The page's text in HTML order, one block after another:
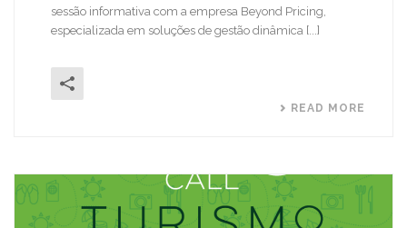
sessão informativa com a empresa Beyond Pricing,
especializada em soluções de gestão dinâmica [...]
READ MORE